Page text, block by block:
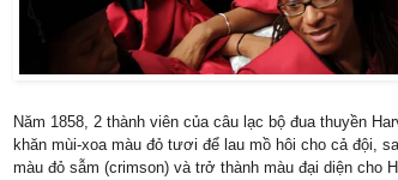
Năm 1858, 2 thành viên của câu lạc bộ đua thuyền
khăn mùi-xoa màu đỏ tươi để lau mồ hôi cho cả đội,
màu đỏ sẫm (crimson) và trở thành màu đại diện cho